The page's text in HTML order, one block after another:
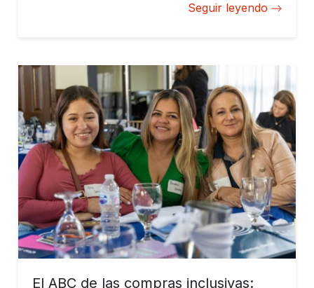
Seguir leyendo
El ABC de las compras inclusivas: